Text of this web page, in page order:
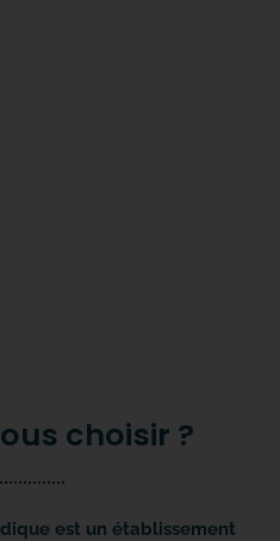
choisir ?
est un établissement